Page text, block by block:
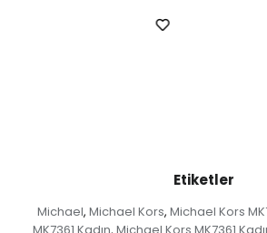
Etiketler
Michael, Michael Kors, Michael Kors